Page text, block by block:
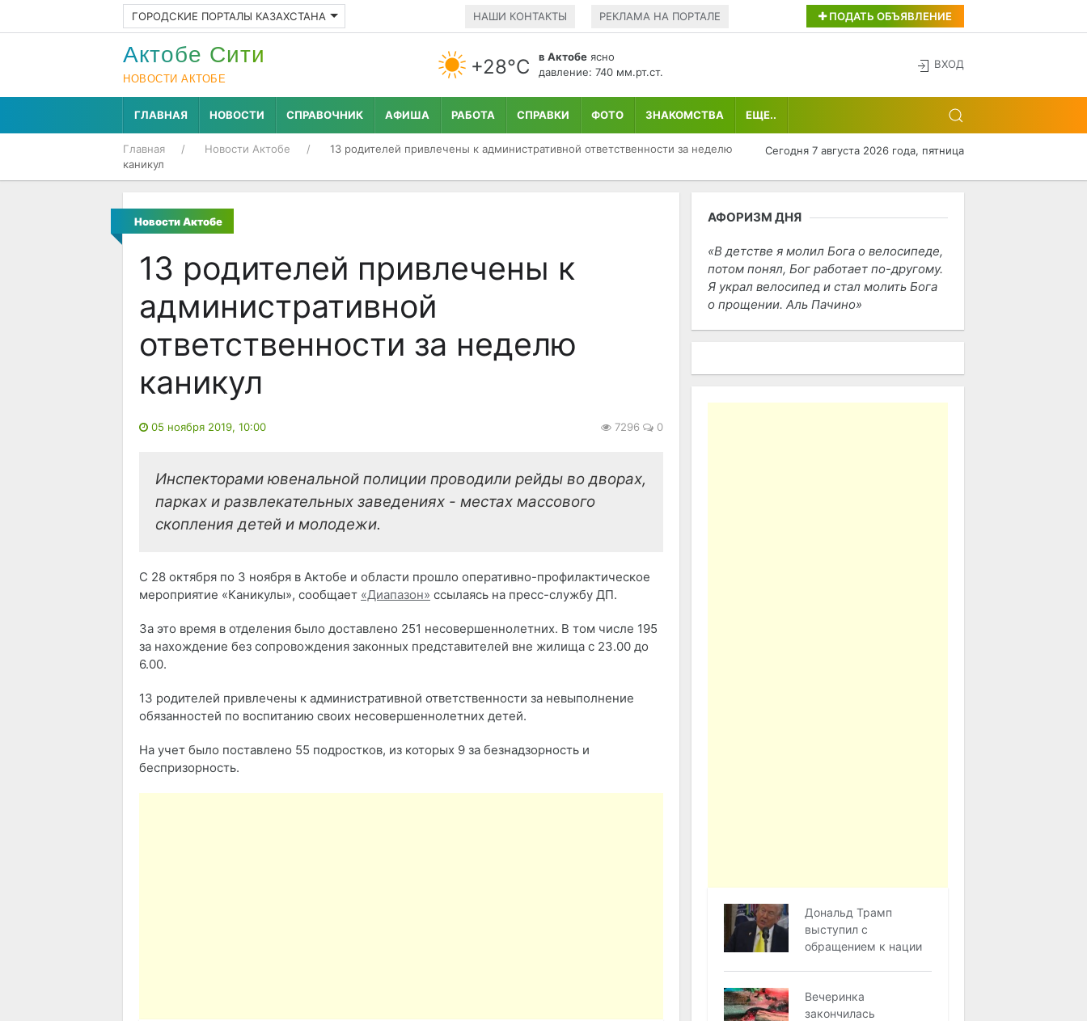
ГОРОДСКИЕ ПОРТАЛЫ КАЗАХСТАНА НАШИ КОНТАКТЫ РЕКЛАМА НА ПОРТАЛЕ ПОДАТЬ ОБЪЯВЛЕНИЕ
Актобе Cити
НОВОСТИ АКТОБЕ
+28°С в Актобе ясно
давление: 740 мм.рт.ст.
ВХОД
ГЛАВНАЯ НОВОСТИ СПРАВОЧНИК АФИША РАБОТА СПРАВКИ ФОТО ЗНАКОМСТВА ЕЩЕ..
Главная Новости Актобе
13 родителей привлечены к административной ответственности за неделю
каникул
Сегодня 7 августа 2026 года, пятница
Новости Актобе
13 родителей привлечены к
административной
ответственности за неделю
каникул
05 ноября 2019, 10:00 7296 0
Инспекторами ювенальной полиции проводили рейды во дворах,
парках и развлекательных заведениях - местах массового
скопления детей и молодежи.
С 28 октября по 3 ноября в Актобе и области прошло оперативно-профилактическое
мероприятие «Каникулы», сообщает «Диапазон» ссылаясь на пресс-службу ДП.
За это время в отделения было доставлено 251 несовершеннолетних. В том числе 195
за нахождение без сопровождения законных представителей вне жилища с 23.00 до
6.00.
13 родителей привлечены к административной ответственности за невыполнение
обязанностей по воспитанию своих несовершеннолетних детей.
На учет было поставлено 55 подростков, из которых 9 за безнадзорность и
беспризорность.
АФОРИЗМ ДНЯ
В детстве я молил Бога о велосипеде,
потом понял, Бог работает по-другому.
Я украл велосипед и стал молить Бога
о прощении. Аль Пачино
Дональд Трамп
выступил с
обращением к нации
Вечеринка
закончилась